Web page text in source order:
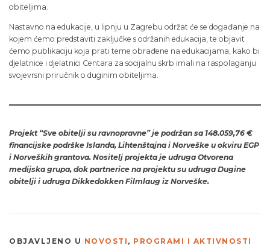
obiteljima.
Nastavno na edukacije, u lipnju u Zagrebu održat će se događanje na
kojem ćemo predstaviti zaključke s održanih edukacija, te objavit
ćemo publikaciju koja prati teme obrađene na edukacijama, kako bi
djelatnice i djelatnici Centara za socijalnu skrb imali na raspolaganju
svojevrsni priručnik o duginim obiteljima.
Projekt “Sve obitelji su ravnopravne” je podržan sa 148.059,76 €
financijske podrške Islanda, Lihtenštajna i Norveške u okviru EGP
i Norveških grantova. Nositelj projekta je udruga Otvorena
medijska grupa, dok partnerice na projektu su udruga Dugine
obitelji i udruga Dikkedokken Filmlaug iz Norveške.
OBJAVLJENO U NOVOSTI , PROGRAMI I AKTIVNOSTI